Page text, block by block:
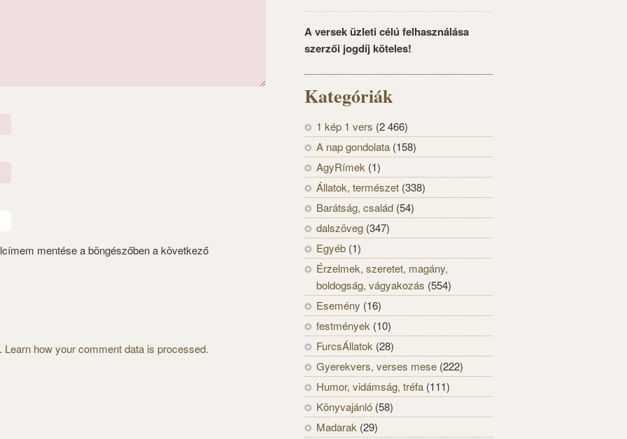
mentése a böngészőben a következő
Learn how your comment data is processed.
A versek üzleti célú felhasználása
szerzői jogdíj köteles!
Kategóriák
1 kép 1 vers (2 466)
A nap gondolata (158)
AgyRímek (1)
Állatok, természet (338)
Barátság, család (54)
dalszöveg (347)
Egyéb (1)
Érzelmek, szeretet, magány,
boldogság, vágyakozás (554)
Esemény (16)
festmények (10)
FurcsÁllatok (28)
Gyerekvers, verses mese (222)
Humor, vidámság, tréfa (111)
Könyvajánló (58)
Madarak (29)